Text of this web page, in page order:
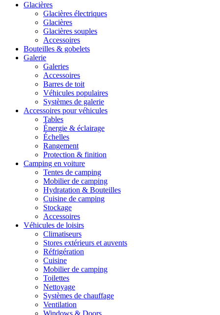
Glacières
Glacières électriques
Glacières
Glacières souples
Accessoires
Bouteilles & gobelets
Galerie
Galeries
Accessoires
Barres de toit
Véhicules populaires
Systèmes de galerie
Accessoires pour véhicules
Tables
Énergie & éclairage
Échelles
Rangement
Protection & finition
Camping en voiture
Tentes de camping
Mobilier de camping
Hydratation & Bouteilles
Cuisine de camping
Stockage
Accessoires
Véhicules de loisirs
Climatiseurs
Stores extérieurs et auvents
Réfrigération
Cuisine
Mobilier de camping
Toilettes
Nettoyage
Systèmes de chauffage
Ventilation